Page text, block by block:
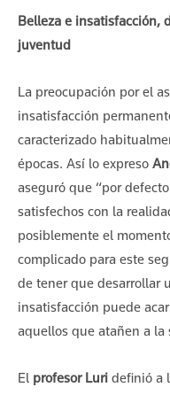
Belleza e insatisfacción,
juventud
La preocupación por el
insatisfacción
caracterizado
épocas. Así lo expreso
aseguró que “por
satisfechos con la
posiblemente el
complicado para este
de tener que desarrollar
insatisfacción puede
aquellos que atañen a la
El profesor Luri definió a